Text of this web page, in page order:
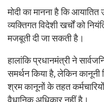
मोदी का मानना है कि
व्यक्तिगत विदेशी खर्चों को
मजबूती दी जा सकती है।
हालांकि प्रधानमंत्री ने
समर्थन किया है, लेकिन कानूनी
श्रम कानूनों के तहत
वैधानिक अधिकार नहीं है।